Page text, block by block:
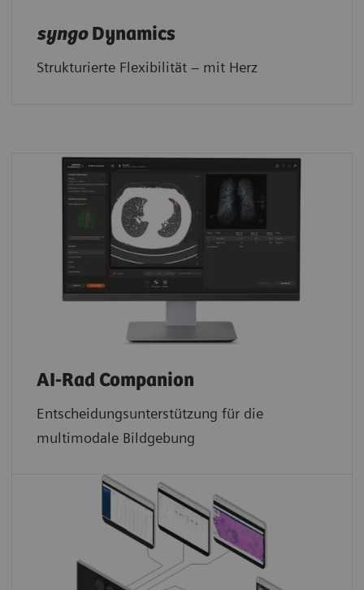
syngoDynamics
Strukturierte Flexibilität – mit Herz
AI-Rad Companion
Entscheidungsunterstützung für die
multimodale Bildgebung